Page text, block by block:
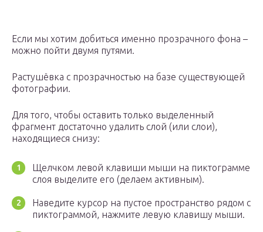
Если мы хотим добиться именно прозрачного фона –
можно пойти двумя путями.
Растушёвка с прозрачностью на базе существующей
фотографии.
Для того, чтобы оставить только выделенный
фрагмент достаточно удалить слой (или слои),
находящиеся снизу:
Щелчком левой клавиши мыши на пиктограмме
слоя выделите его (делаем активным).
Наведите курсор на пустое пространство рядом с
пиктограммой, нажмите левую клавишу мыши.